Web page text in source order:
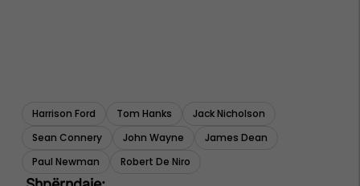
Harrison Ford Tom Hanks
Jack Nicholson
Sean Connery
John Wayne
James Dean
Paul Newman
Robert De Niro